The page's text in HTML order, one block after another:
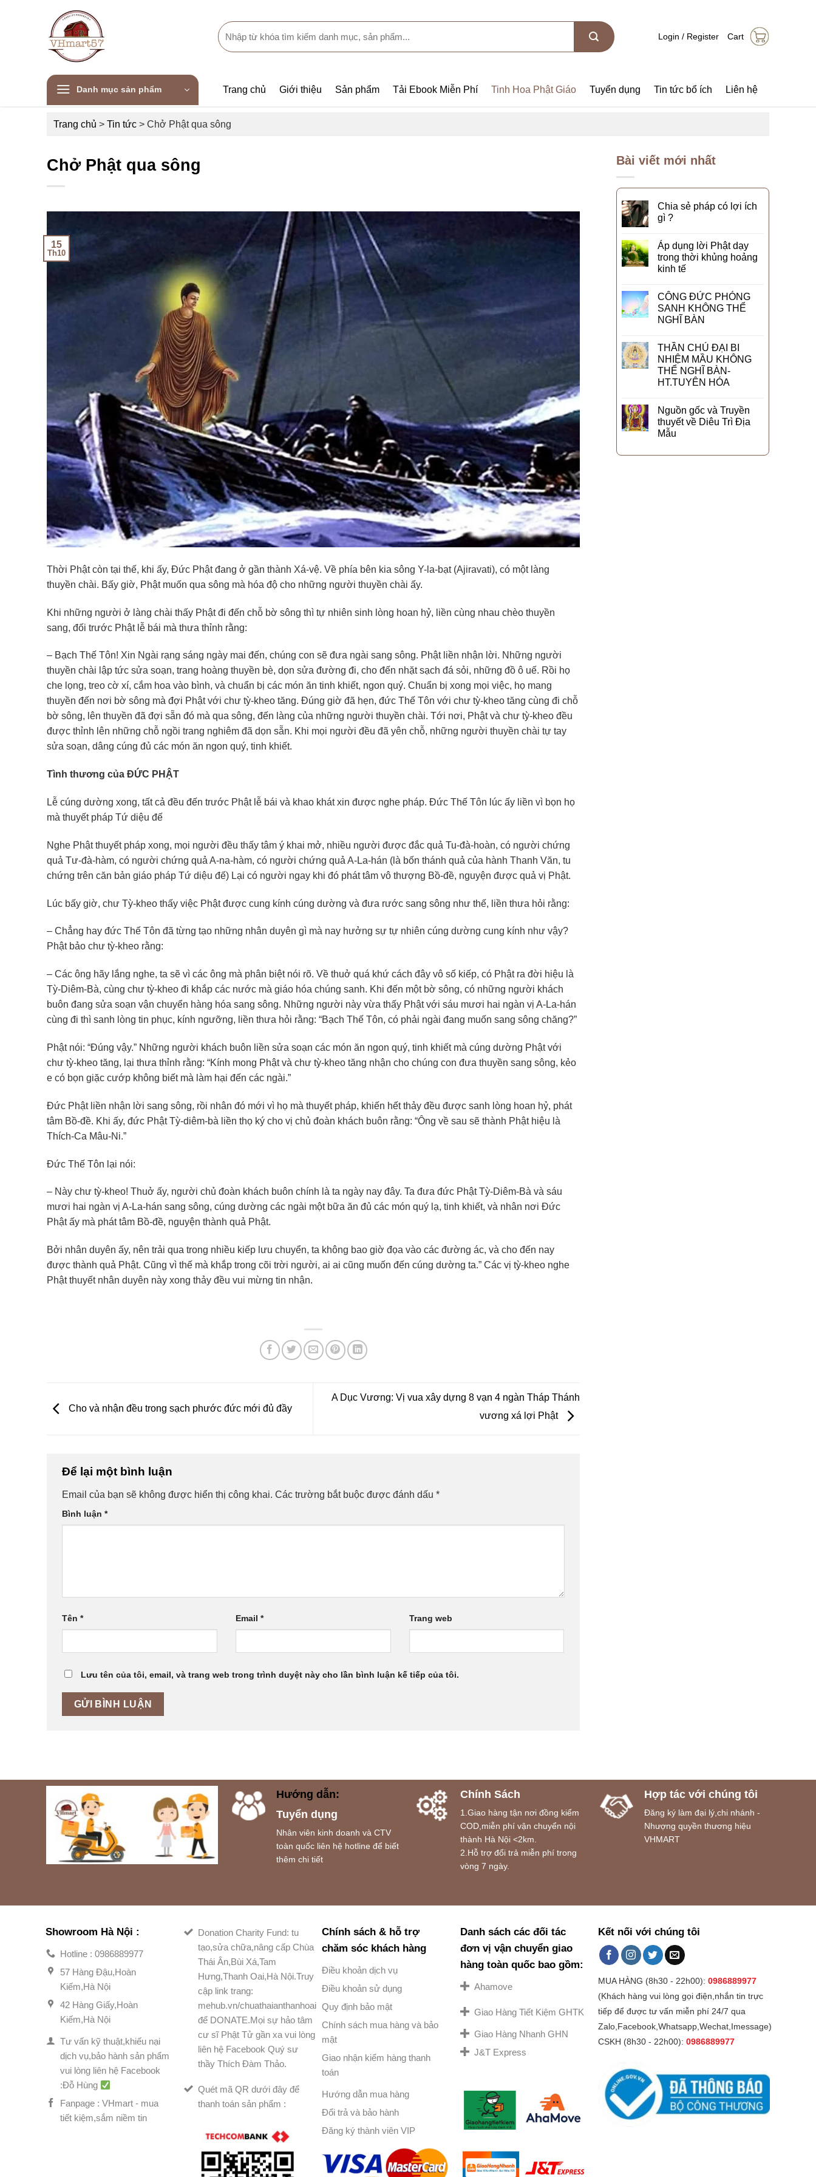
Search
for:
Login / Register Cart
Danh mục sản phẩm Trang chủ Giới thiệu Sản phẩm Tải Ebook Miễn Phí Tinh Hoa Phật Giáo Tuyển dụng Tin tức bổ ích Liên hệ
Trang chủ > Tin tức > Chở Phật qua sông
Chở Phật qua sông
15
Th10
Thời Phật còn tại thế, khi ấy, Đức Phật đang ở gần thành Xá-vệ. Về phía bên kia sông Y-la-bạt (Ajiravati), có một làng
thuyền chài. Bấy giờ, Phật muốn qua sông mà hóa độ cho những người thuyền chài ấy.
Khi những người ở làng chài thấy Phật đi đến chỗ bờ sông thì tự nhiên sinh lòng hoan hỷ, liền cùng nhau chèo thuyền
sang, đối trước Phật lễ bái mà thưa thỉnh rằng:
– Bạch Thế Tôn! Xin Ngài rạng sáng ngày mai đến, chúng con sẽ đưa ngài sang sông. Phật liền nhận lời. Những người
thuyền chài lập tức sửa soạn, trang hoàng thuyền bè, dọn sửa đường đi, cho đến nhặt sạch đá sỏi, những đồ ô uế. Rồi họ
che lọng, treo cờ xí, cắm hoa vào bình, và chuẩn bị các món ăn tinh khiết, ngon quý. Chuẩn bị xong mọi việc, họ mang
thuyền đến nơi bờ sông mà đợi Phật với chư tỳ-kheo tăng. Đúng giờ đã hẹn, đức Thế Tôn với chư tỳ-kheo tăng cùng đi chỗ
bờ sông, lên thuyền đã đợi sẵn đó mà qua sông, đến làng của những người thuyền chài. Tới nơi, Phật và chư tỳ-kheo đều
được thỉnh lên những chỗ ngồi trang nghiêm đã dọn sẵn. Khi mọi người đều đã yên chỗ, những người thuyền chài tự tay
sửa soạn, dâng cúng đủ các món ăn ngon quý, tinh khiết.
Tình thương của ĐỨC PHẬT
Lễ cúng dường xong, tất cả đều đến trước Phật lễ bái và khao khát xin được nghe pháp. Đức Thế Tôn lúc ấy liền vì bọn họ
mà thuyết pháp Tứ diệu đế
Nghe Phật thuyết pháp xong, mọi người đều thấy tâm ý khai mở, nhiều người được đắc quả Tu-đà-hoàn, có người chứng
quả Tư-đà-hàm, có người chứng quả A-na-hàm, có người chứng quả A-La-hán (là bốn thánh quả của hành Thanh Văn, tu
chứng trên căn bản giáo pháp Tứ diệu đế) Lại có người ngay khi đó phát tâm vô thượng Bồ-đề, nguyện được quả vị Phật.
Lúc bấy giờ, chư Tỳ-kheo thấy việc Phật được cung kính cúng dường và đưa rước sang sông như thế, liền thưa hỏi rằng:
– Chẳng hay đức Thế Tôn đã từng tạo những nhân duyên gì mà nay hưởng sự tự nhiên cúng dường cung kính như vậy?
Phật bảo chư tỳ-kheo rằng:
– Các ông hãy lắng nghe, ta sẽ vì các ông mà phân biệt nói rõ. Về thuở quá khứ cách đây vô số kiếp, có Phật ra đời hiệu là
Tỳ-Diêm-Bà, cùng chư tỳ-kheo đi khắp các nước mà giáo hóa chúng sanh. Khi đến một bờ sông, có những người khách
buôn đang sửa soạn vận chuyển hàng hóa sang sông. Những người này vừa thấy Phật với sáu mươi hai ngàn vị A-La-hán
cùng đi thì sanh lòng tin phục, kính ngưỡng, liền thưa hỏi rằng: “Bạch Thế Tôn, có phải ngài đang muốn sang sông chăng?”
Phật nói: “Đúng vậy.” Những người khách buôn liền sửa soạn các món ăn ngon quý, tinh khiết mà cúng dường Phật với
chư tỳ-kheo tăng, lại thưa thỉnh rằng: “Kính mong Phật và chư tỳ-kheo tăng nhận cho chúng con đưa thuyền sang sông, kẻo
e có bọn giặc cướp không biết mà làm hại đến các ngài.”
Đức Phật liền nhận lời sang sông, rồi nhân đó mới vì họ mà thuyết pháp, khiến hết thảy đều được sanh lòng hoan hỷ, phát
tâm Bồ-đề. Khi ấy, đức Phật Tỳ-diêm-bà liền thọ ký cho vị chủ đoàn khách buôn rằng: “Ông về sau sẽ thành Phật hiệu là
Thích-Ca Mâu-Ni.”
Đức Thế Tôn lại nói:
– Này chư tỳ-kheo! Thuở ấy, người chủ đoàn khách buôn chính là ta ngày nay đây. Ta đưa đức Phật Tỳ-Diêm-Bà và sáu
mươi hai ngàn vị A-La-hán sang sông, cúng dường các ngài một bữa ăn đủ các món quý lạ, tinh khiết, và nhân nơi Đức
Phật ấy mà phát tâm Bồ-đề, nguyện thành quả Phật.
Bởi nhân duyên ấy, nên trải qua trong nhiều kiếp lưu chuyển, ta không bao giờ đọa vào các đường ác, và cho đến nay
được thành quả Phật. Cũng vì thế mà khắp trong cõi trời người, ai ai cũng muốn đến cúng dường ta.” Các vị tỳ-kheo nghe
Phật thuyết nhân duyên này xong thảy đều vui mừng tin nhận.
Cho và nhận đều trong sạch phước đức mới đủ đầy
A Dục Vương: Vị vua xây dựng 8 vạn 4 ngàn Tháp Thánh
vương xá lợi Phật
Để lại một bình luận
Email của bạn sẽ không được hiển thị công khai. Các trường bắt buộc được đánh dấu *
Bình luận *
Tên * Email * Trang web
Lưu tên của tôi, email, và trang web trong trình duyệt này cho lần bình luận kế tiếp của tôi.
Bài viết mới nhất
Chia sẻ pháp có lợi ích
gì ?
Áp dụng lời Phật dạy
trong thời khủng hoảng
kinh tế
CÔNG ĐỨC PHÓNG
SANH KHÔNG THỂ
NGHĨ BÀN
THẦN CHÚ ĐẠI BI
NHIỆM MẦU KHÔNG
THỂ NGHĨ BÀN-
HT.TUYÊN HÓA
Nguồn gốc và Truyền
thuyết về Diêu Trì Địa
Mẫu
Hướng dẫn:
Tuyển dụng
Nhân viên kinh doanh và CTV
toàn quốc liên hệ hotline để biết
thêm chi tiết
Chính Sách
1.Giao hàng tận nơi đồng kiểm
COD,miễn phí vận chuyển nội
thành Hà Nội <2km.
2.Hỗ trợ đổi trả miễn phí trong
vòng 7 ngày.
Hợp tác với chúng tôi
Đăng ký làm đại lý,chi nhánh -
Nhượng quyền thương hiệu
VHMART
Showroom Hà Nội :
Hotline : 0986889977
57 Hàng Đậu,Hoàn
Kiếm,Hà Nội
42 Hàng Giấy,Hoàn
Kiếm,Hà Nội
Tư vấn kỹ thuật,khiếu nại
dịch vụ,bảo hành sản phẩm
vui lòng liên hệ Facebook
:Đỗ Hùng
Fanpage : VHmart - mua
tiết kiệm,sắm niềm tin
Donation Charity Fund: tu
tạo,sửa chữa,nâng cấp Chùa
Thái Ân,Bùi Xá,Tam
Hưng,Thanh Oai,Hà Nội.Truy
cập link trang:
mehub.vn/chuathaianthanhoai
để DONATE.Mọi sự hảo tâm
cư sĩ Phật Tử gần xa vui lòng
liên hệ Facebook Quý sư
thầy Thích Đàm Thảo.
Quét mã QR dưới đây để
thanh toán sản phẩm :
Chính sách & hỗ trợ
chăm sóc khách hàng
Điều khoản dịch vụ
Điều khoản sử dụng
Quy định bảo mật
Chính sách mua hàng và bảo
mật
Giao nhận kiểm hàng thanh
toán
Hướng dẫn mua hàng
Đổi trả và bảo hành
Đăng ký thành viên VIP
Danh sách các đối tác
đơn vị vận chuyển giao
hàng toàn quốc bao gồm:
Ahamove
Giao Hàng Tiết Kiệm GHTK
Giao Hàng Nhanh GHN
J&T Express
Kết nối với chúng tôi
MUA HÀNG (8h30 - 22h00): 0986889977
(Khách hàng vui lòng gọi điện,nhắn tin trực
tiếp để được tư vấn miễn phí 24/7 qua
Zalo,Facebook,Whatsapp,Wechat,Imessage)
CSKH (8h30 - 22h00): 0986889977